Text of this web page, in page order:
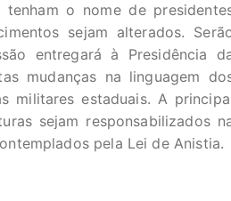
o nome de
sejam alterados.
entregará à Presidência
mudanças na linguagem
militares estaduais. A
sejam responsabilizados
pela Lei de Anistia.